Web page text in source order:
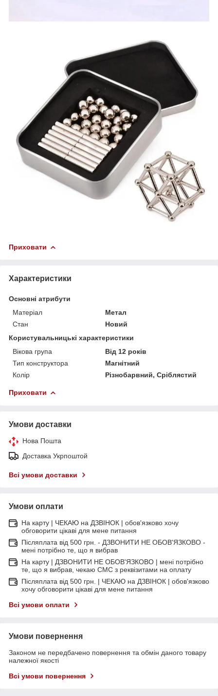
Приховати
Характеристики
Основні атрибути
Матеріал
Метал
Стан
Новий
Користувальницькі характеристики
Вікова група
Від 12 років
Тип конструктора
Магнітний
Колір
Різнобарвний, Сріблястий
Приховати
Умови доставки
Нова Пошта
Доставка Укрпоштой
Всі умови доставки
Умови оплати
На карту | ЧЕКАЮ на ДЗВІНОК | обов'язково хочу
обговорити цікаві для мене питання
Післяплата від 500 грн. - ДЗВОНИТИ НЕ ОБОВ'ЯЗКОВО -
мені потрібно те, що я вибрав
На карту | ДЗВОНИТИ НЕ ОБОВ'ЯЗКОВО | мені потрібно
те, що я вибрав, чекаю СМС з реквізитами на оплату
Післяплата від 500 грн. | ЧЕКАЮ на ДЗВІНОК | обов'язково
хочу обговорити цікаві для мене питання
Всі умови оплати
Умови повернення
Законом не передбачено повернення та обмін даного товару
належної якості
Всі умови повернення